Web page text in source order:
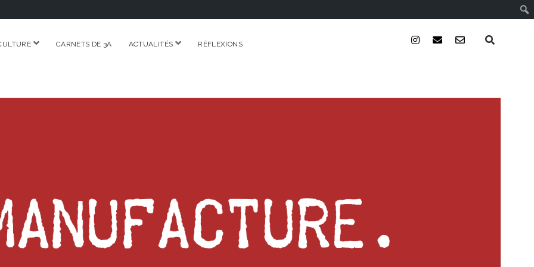
ouvrirCARNETS DE 3A ACTUALITÉS ouvrirRÉFLEXIONS instagram
emailemail-